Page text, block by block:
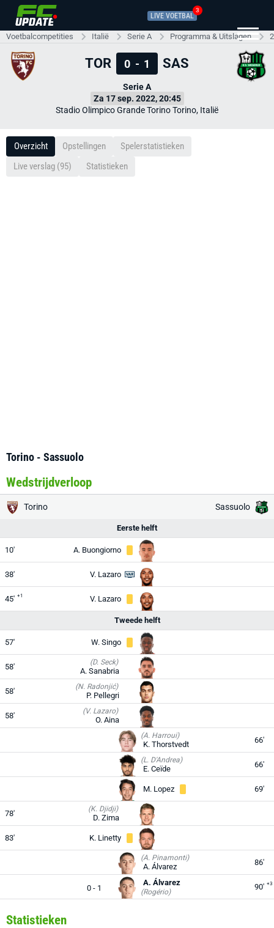
LIVE VOETBAL
3
Voetbalcompetities Italië Serie A Programma & Uitslagen
TOR 0 - 1 SAS
Serie A
Za 17 sep. 2022, 20:45
Stadio Olimpico Grande Torino Torino, Italië
Overzicht Opstellingen
Spelerstatistieken
Live verslag (95)
Statistieken
Torino - Sassuolo
Wedstrijdverloop
Torino Sassuolo
Eerste helft
10' A. Buongiorno
38' V. Lazaro
45' +1 V. Lazaro
Tweede helft
57' W. Singo
58' (D. Seck)
A. Sanabria
58' (N. Radonjić)
P. Pellegri
58' (V. Lazaro)
O. Aina
(A. Harroui)
K. Thorstvedt 66'
(L. D'Andrea)
E. Ceïde 66'
M. Lopez 69'
78' (K. Djidji)
D. Zima
83' K. Linetty
(A. Pinamonti)
A. Álvarez 86'
0 - 1
A. Álvarez
(Rogério)
90' +3
Statistieken